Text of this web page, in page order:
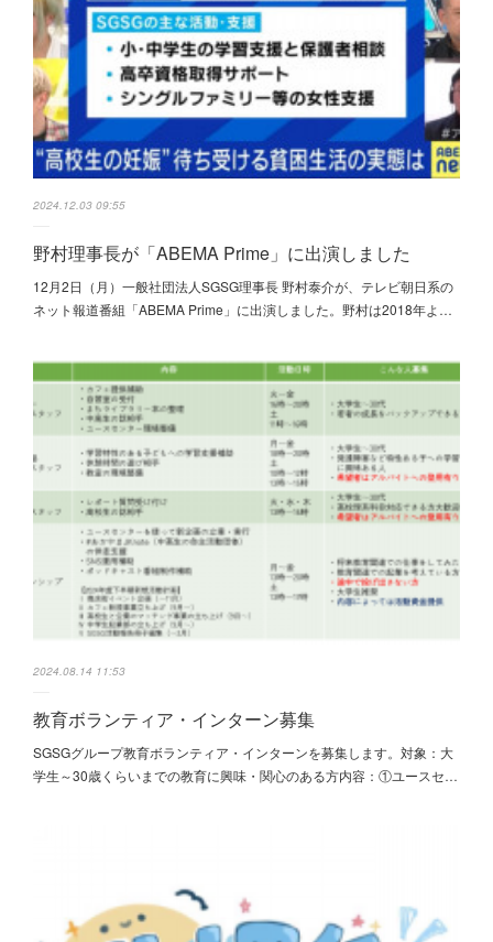
2024.12.03 09:55
野村理事長が「ABEMA Prime」に出演しました
12月2日（月）一般社団法人SGSG理事長 野村泰介が、テレビ朝日系の
ネット報道番組「ABEMA Prime」に出演しました。野村は2018年よ…
2024.08.14 11:53
教育ボランティア・インターン募集
SGSGグループ教育ボランティア・インターンを募集します。対象：大
学生～30歳くらいまでの教育に興味・関心のある方内容：①ユースセ…